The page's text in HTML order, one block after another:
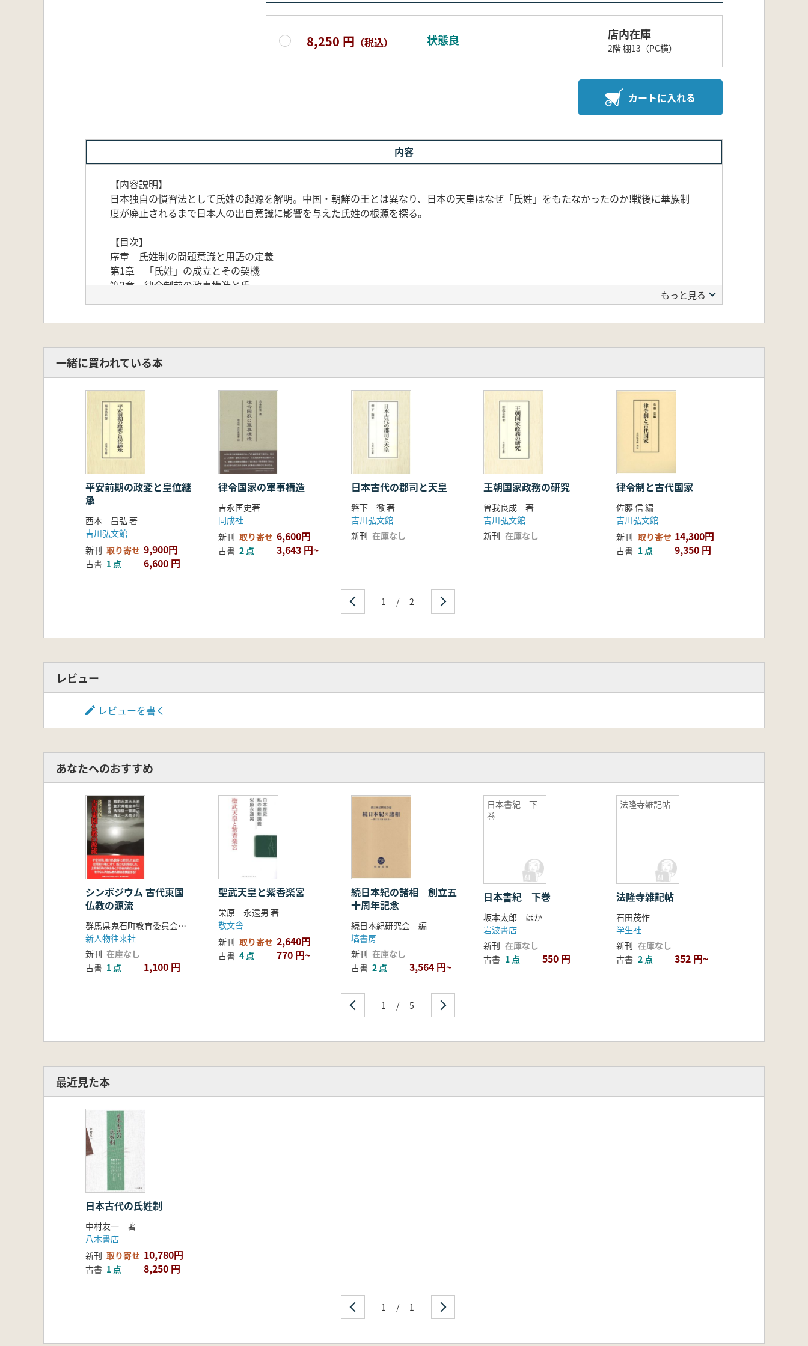
8,250 円 （税込） 状態良 店内在庫
2階 棚13（PC横）
カートに入れる
内容
【内容説明】
日本独自の慣習法として氏姓の起源を解明。中国・朝鮮の王とは異なり、日本の天皇はなぜ「氏姓」をもたなかったのか!戦後に華族制
度が廃止されるまで日本人の出自意識に影響を与えた氏姓の根源を探る。
【目次】
序章 氏姓制の問題意識と用語の定義
第1章 「氏姓」の成立とその契機
第2章 律令制前の政事構造と氏
第5章 平安時代前半の氏姓制
もっと見る
一緒に買われている本
平安前期の政変と皇位継
承
西本 昌弘 著
吉川弘文館
新刊 取り寄せ 9,900円
古書 1 点 6,600 円
律令国家の軍事構造
吉永匡史著
同成社
新刊 取り寄せ 6,600円
古書 2 点 3,643 円~
日本古代の郡司と天皇
磐下 徹 著
吉川弘文館
新刊 在庫なし
王朝国家政務の研究
曽我良成 著
吉川弘文館
新刊 在庫なし
律令制と古代国家
佐藤 信 編
吉川弘文館
新刊 取り寄せ 14,300円
古書 1 点 9,350 円
1 / 2
レビュー
レビューを書く
あなたへのおすすめ
シンポジウム 古代東国
仏教の源流
群馬県鬼石町教育委員会 編
新人物往来社
新刊 在庫なし
古書 1 点 1,100 円
聖武天皇と紫香楽宮
栄原 永遠男 著
敬文舎
新刊 取り寄せ 2,640円
古書 4 点 770 円~
続日本紀の諸相 創立五
十周年記念
続日本紀研究会 編
塙書房
新刊 在庫なし
古書 2 点 3,564 円~
日本書紀 下
巻
日本書紀 下巻
坂本太郎 ほか
岩波書店
新刊 在庫なし
古書 1 点 550 円
法隆寺雑記帖
法隆寺雑記帖
石田茂作
学生社
新刊 在庫なし
古書 2 点 352 円~
1 / 5
最近見た本
日本古代の氏姓制
中村友一 著
八木書店
新刊 取り寄せ 10,780円
古書 1 点 8,250 円
1 / 1